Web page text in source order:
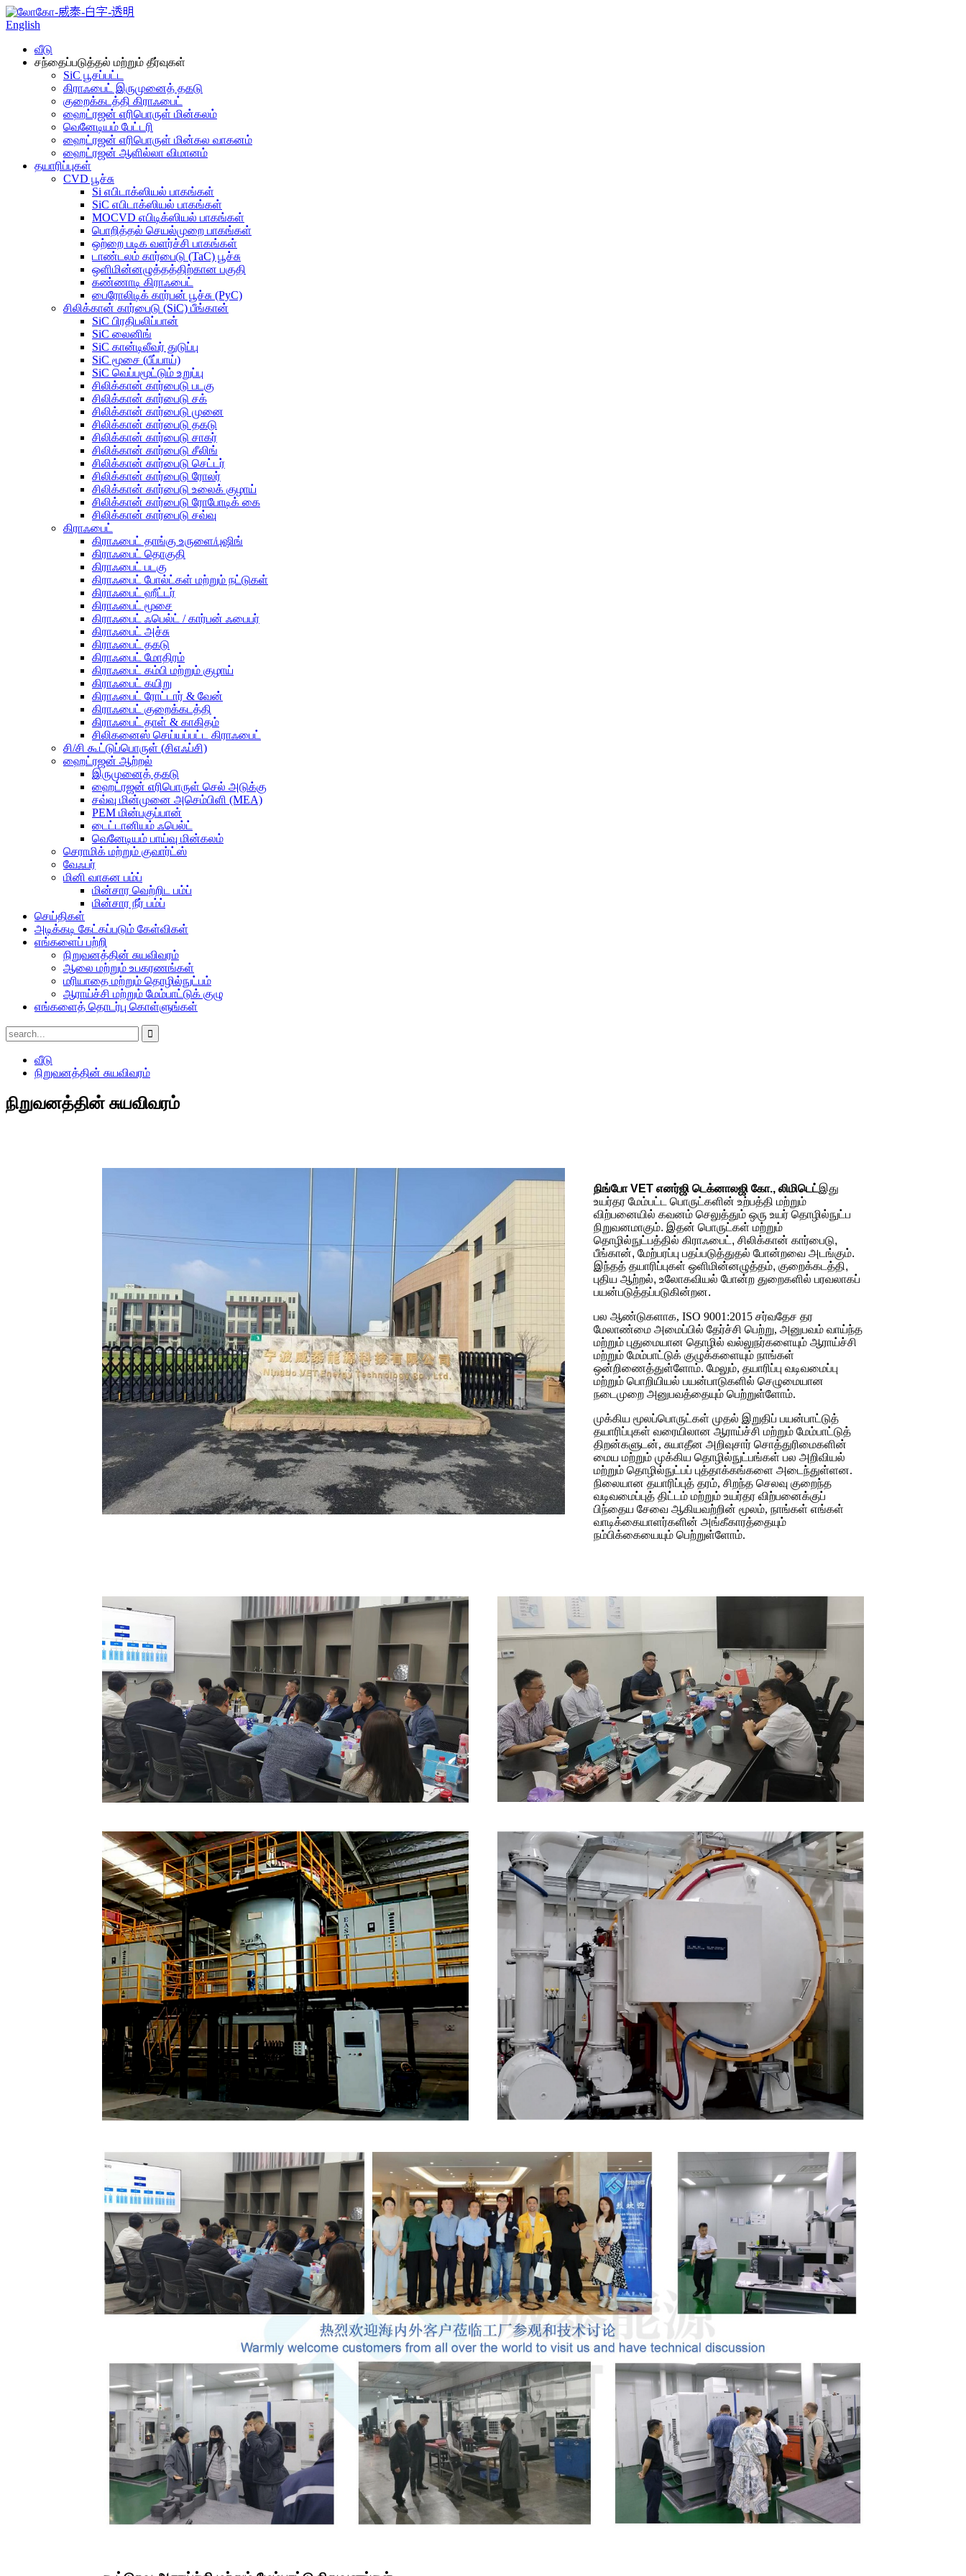
English
வீடு
சந்தைப்படுத்தல் மற்றும் தீர்வுகள்
SiC பூசப்பட்ட
கிராஃபைட் இருமுனைத் தகடு
குறைக்கடத்தி கிராஃபைட்
ஹைட்ரஜன் எரிபொருள் மின்கலம்
வெனேடியம் பேட்டரி
ஹைட்ரஜன் எரிபொருள் மின்கல வாகனம்
ஹைட்ரஜன் ஆளில்லா விமானம்
தயாரிப்புகள்
CVD பூச்சு
Si எபிடாக்ஸியல் பாகங்கள்
SiC எபிடாக்ஸியல் பாகங்கள்
MOCVD எபிடிக்ஸியல் பாகங்கள்
பொறித்தல் செயல்முறை பாகங்கள்
ஒற்றை படிக வளர்ச்சி பாகங்கள்
டாண்டலம் கார்பைடு (TaC) பூச்சு
ஒளிமின்னழுத்தத்திற்கான பகுதி
கண்ணாடி கிராஃபைட்
பைரோலிடிக் கார்பன் பூச்சு (PyC)
சிலிக்கான் கார்பைடு (SiC) பீங்கான்
SiC பிரதிபலிப்பான்
SiC லைனிங்
SiC கான்டிலீவர் துடுப்பு
SiC மூசை (பீப்பாய்)
SiC வெப்பமூட்டும் உறுப்பு
சிலிக்கான் கார்பைடு படகு
சிலிக்கான் கார்பைடு சக்
சிலிக்கான் கார்பைடு முனை
சிலிக்கான் கார்பைடு தகடு
சிலிக்கான் கார்பைடு சாகர்
சிலிக்கான் கார்பைடு சீலிங்
சிலிக்கான் கார்பைடு செட்டர்
சிலிக்கான் கார்பைடு ரோலர்
சிலிக்கான் கார்பைடு உலைக் குழாய்
சிலிக்கான் கார்பைடு ரோபோடிக் கை
சிலிக்கான் கார்பைடு சவ்வு
கிராஃபைட்
கிராஃபைட் தாங்கு உருளை/புஷிங்
கிராஃபைட் தொகுதி
கிராஃபைட் படகு
கிராஃபைட் போல்ட்கள் மற்றும் நட்டுகள்
கிராஃபைட் ஹீட்டர்
கிராஃபைட் மூசை
கிராஃபைட் ஃபெல்ட் / கார்பன் ஃபைபர்
கிராஃபைட் அச்சு
கிராஃபைட் தகடு
கிராஃபைட் மோதிரம்
கிராஃபைட் கம்பி மற்றும் குழாய்
கிராஃபைட் கயிறு
கிராஃபைட் ரோட்டார் & வேன்
கிராஃபைட் குறைக்கடத்தி
கிராஃபைட் தாள் & காகிதம்
சிலிகனைஸ் செய்யப்பட்ட கிராஃபைட்
சி/சி கூட்டுப்பொருள் (சிஎஃப்சி)
ஹைட்ரஜன் ஆற்றல்
இருமுனைத் தகடு
ஹைட்ரஜன் எரிபொருள் செல் அடுக்கு
சவ்வு மின்முனை அசெம்பிளி (MEA)
PEM மின்பகுப்பான்
டைட்டானியம் ஃபெல்ட்
வெனேடியம் பாய்வு மின்கலம்
செராமிக் மற்றும் குவார்ட்ஸ்
வேஃபர்
மினி வாகன பம்ப்
மின்சார வெற்றிட பம்ப்
மின்சார நீர் பம்ப்
செய்திகள்
அடிக்கடி கேட்கப்படும் கேள்விகள்
எங்களைப் பற்றி
நிறுவனத்தின் சுயவிவரம்
ஆலை மற்றும் உபகரணங்கள்
மரியாதை மற்றும் தொழில்நுட்பம்
ஆராய்ச்சி மற்றும் மேம்பாட்டுக் குழு
எங்களைத் தொடர்பு கொள்ளுங்கள்
வீடு
நிறுவனத்தின் சுயவிவரம்
நிறுவனத்தின் சுயவிவரம்
நிங்போ VET எனர்ஜி டெக்னாலஜி கோ., லிமிடெட் இது
உயர்தர மேம்பட்ட பொருட்களின் உற்பத்தி மற்றும்
விற்பனையில் கவனம் செலுத்தும் ஒரு உயர் தொழில்நுட்ப
நிறுவனமாகும். இதன் பொருட்கள் மற்றும்
தொழில்நுட்பத்தில் கிராஃபைட், சிலிக்கான் கார்பைடு,
பீங்கான், மேற்பரப்பு பதப்படுத்துதல் போன்றவை அடங்கும்.
இந்தத் தயாரிப்புகள் ஒளிமின்னழுத்தம், குறைக்கடத்தி,
புதிய ஆற்றல், உலோகவியல் போன்ற துறைகளில் பரவலாகப்
பயன்படுத்தப்படுகின்றன.
பல ஆண்டுகளாக, ISO 9001:2015 சர்வதேச தர
மேலாண்மை அமைப்பில் தேர்ச்சி பெற்று, அனுபவம் வாய்ந்த
மற்றும் புதுமையான தொழில் வல்லுநர்களையும் ஆராய்ச்சி
மற்றும் மேம்பாட்டுக் குழுக்களையும் நாங்கள்
ஒன்றிணைத்துள்ளோம். மேலும், தயாரிப்பு வடிவமைப்பு
மற்றும் பொறியியல் பயன்பாடுகளில் செழுமையான
நடைமுறை அனுபவத்தையும் பெற்றுள்ளோம்.
முக்கிய மூலப்பொருட்கள் முதல் இறுதிப் பயன்பாட்டுத்
தயாரிப்புகள் வரையிலான ஆராய்ச்சி மற்றும் மேம்பாட்டுத்
திறன்களுடன், சுயாதீன அறிவுசார் சொத்துரிமைகளின்
மைய மற்றும் முக்கிய தொழில்நுட்பங்கள் பல அறிவியல்
மற்றும் தொழில்நுட்பப் புத்தாக்கங்களை அடைந்துள்ளன.
நிலையான தயாரிப்புத் தரம், சிறந்த செலவு குறைந்த
வடிவமைப்புத் திட்டம் மற்றும் உயர்தர விற்பனைக்குப்
பிந்தைய சேவை ஆகியவற்றின் மூலம், நாங்கள் எங்கள்
வாடிக்கையாளர்களின் அங்கீகாரத்தையும்
நம்பிக்கையையும் பெற்றுள்ளோம்.